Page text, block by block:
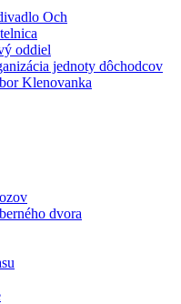
Och
oddiel
jednoty dôchodcov
Klenovanka
dvora